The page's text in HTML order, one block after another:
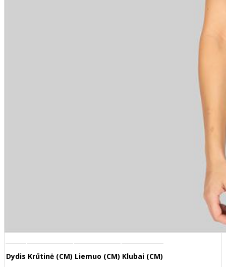
Dydis Krūtinė (CM) Liemuo (CM) Klubai (CM)